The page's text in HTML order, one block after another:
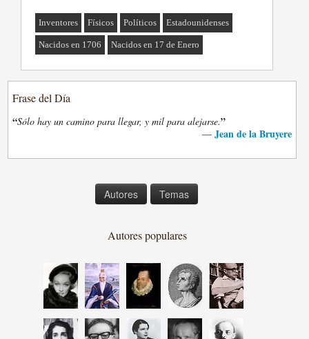
Inventores Físicos Políticos Estadounidenses
Nacidos en 1706 Nacidos en 17 de Enero
Frase del Día
“Sólo hay un camino para llegar, y mil para alejarse.”
— Jean de la Bruyere
Autores Temas
Autores populares